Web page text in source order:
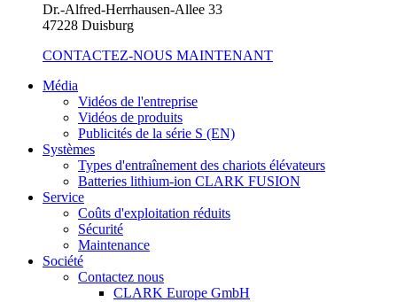
Dr.-Alfred-Herrhausen-Allee 33
47228 Duisburg
CONTACTEZ-NOUS MAINTENANT
Média
Vidéos de l'entreprise
Vidéos de produits
Publicités de la série S (EN)
Systèmes
Types d'entraînement des chariots élévateurs
Batteries lithium-ion CLARK FUSION
Service
Coûts d'exploitation réduits
Sécurité
Maintenance
Société
Contactez nous
CLARK Europe GmbH